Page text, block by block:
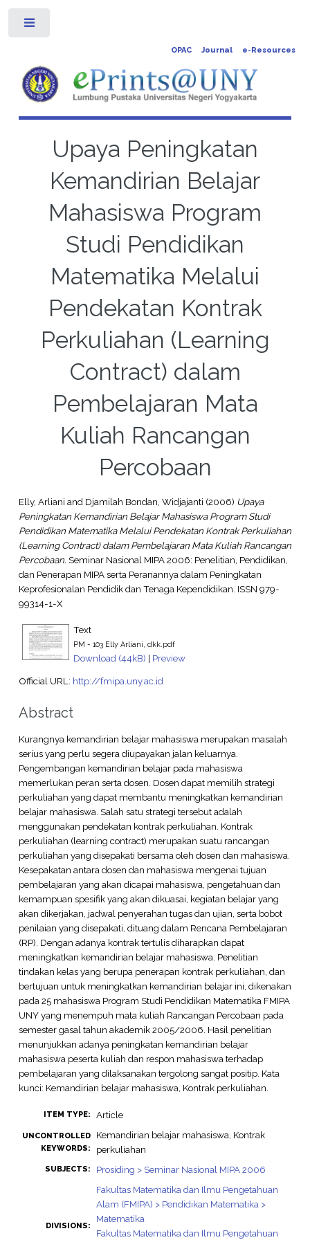
OPAC Journal e-Resources
Upaya Peningkatan
Kemandirian Belajar
Mahasiswa Program
Studi Pendidikan
Matematika Melalui
Pendekatan Kontrak
Perkuliahan (Learning
Contract) dalam
Pembelajaran Mata
Kuliah Rancangan
Percobaan
Elly, Arliani and Djamilah Bondan, Widjajanti (2006) Upaya
Peningkatan Kemandirian Belajar Mahasiswa Program Studi
Pendidikan Matematika Melalui Pendekatan Kontrak Perkuliahan
(Learning Contract) dalam Pembelajaran Mata Kuliah Rancangan
Percobaan. Seminar Nasional MIPA 2006: Penelitian, Pendidikan,
dan Penerapan MIPA serta Peranannya dalam Peningkatan
Keprofesionalan Pendidik dan Tenaga Kependidikan. ISSN 979-
99314-1-X
Text
PM - 103 Elly Arliani, dkk.pdf
Download (44kB) | Preview
Official URL: http://fmipa.uny.ac.id
Abstract
Kurangnya kemandirian belajar mahasiswa merupakan masalah
serius yang perlu segera diupayakan jalan keluarnya.
Pengembangan kemandirian belajar pada mahasiswa
memerlukan peran serta dosen. Dosen dapat memilih strategi
perkuliahan yang dapat membantu meningkatkan kemandirian
belajar mahasiswa. Salah satu strategi tersebut adalah
menggunakan pendekatan kontrak perkuliahan. Kontrak
perkuliahan (learning contract) merupakan suatu rancangan
perkuliahan yang disepakati bersama oleh dosen dan mahasiswa.
Kesepakatan antara dosen dan mahasiswa mengenai tujuan
pembelajaran yang akan dicapai mahasiswa, pengetahuan dan
kemampuan spesifik yang akan dikuasai, kegiatan belajar yang
akan dikerjakan, jadwal penyerahan tugas dan ujian, serta bobot
penilaian yang disepakati, dituang dalam Rencana Pembelajaran
(RP). Dengan adanya kontrak tertulis diharapkan dapat
meningkatkan kemandirian belajar mahasiswa. Penelitian
tindakan kelas yang berupa penerapan kontrak perkuliahan, dan
bertujuan untuk meningkatkan kemandirian belajar ini, dikenakan
pada 25 mahasiswa Program Studi Pendidikan Matematika FMIPA
UNY yang menempuh mata kuliah Rancangan Percobaan pada
semester gasal tahun akademik 2005/2006. Hasil penelitian
menunjukkan adanya peningkatan kemandirian belajar
mahasiswa peserta kuliah dan respon mahasiswa terhadap
pembelajaran yang dilaksanakan tergolong sangat positip. Kata
kunci: Kemandirian belajar mahasiswa, Kontrak perkuliahan.
ITEM TYPE: Article
UNCONTROLLED
KEYWORDS:
Kemandirian belajar mahasiswa, Kontrak
perkuliahan
SUBJECTS: Prosiding > Seminar Nasional MIPA 2006
DIVISIONS:
Fakultas Matematika dan Ilmu Pengetahuan
Alam (FMIPA) > Pendidikan Matematika >
Matematika
Fakultas Matematika dan Ilmu Pengetahuan